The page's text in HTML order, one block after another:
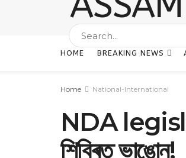
HOME BREAKING NEWS
Home National-International
NDA
শিবিৰত ভাঙোন!